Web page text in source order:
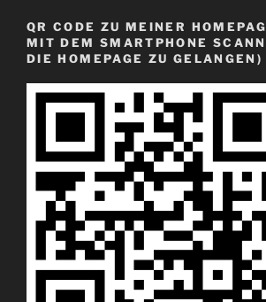
QR CODE ZU MEINER
MIT DEM SMARTPHONE
DIE HOMEPAGE ZU GELANGEN)